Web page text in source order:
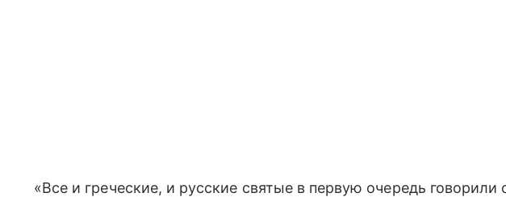
«Все и греческие, и русские святые в первую очередь говорили